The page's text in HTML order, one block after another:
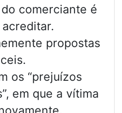
comerciante é
propostas
os “prejuízos
em que a vítima